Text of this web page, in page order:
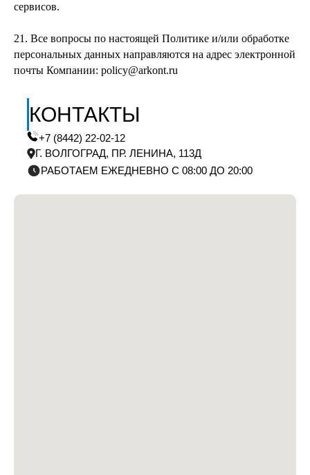
сервисов.
21. Все вопросы по настоящей Политике и/или обработке
персональных данных направляются на адрес электронной
почты Компании: policy@arkont.ru
КОНТАКТЫ
+7 (8442) 22-02-12
Г. ВОЛГОГРАД, ПР. ЛЕНИНА, 113Д
РАБОТАЕМ ЕЖЕДНЕВНО С 08:00 ДО 20:00